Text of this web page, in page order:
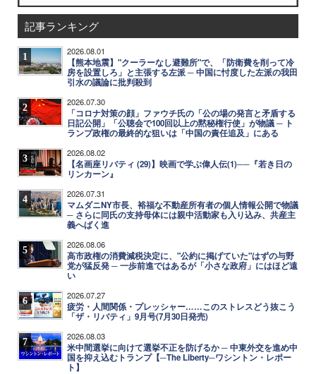
記事ランキング
1 2026.08.01
【熊本地震】"クーラーなし避難所"で、「防衛費を削って冷
房を設置しろ」と主張する左派 ─ 中国に忖度した左派の我田
引水の議論に批判殺到
2 2026.07.30
「コロナ対策の顔」ファウチ氏の「公の場の発言と矛盾する
日記公開」「公聴会で100回以上の黙秘権行使」が物議 ─ ト
ランプ政権の最終的な狙いは「中国の責任追及」にある
3 2026.08.02
【名画座リバティ (29)】映画で学ぶ偉人伝(1)──『若き日の
リンカーン』
4 2026.07.31
マムダニNY市長、裕福な不動産所有者の個人情報公開で物議
─ さらに同氏の支持母体には親中活動家も入り込み、共産主
義へばく進
5 2026.08.06
高市政権の消費減税決定に、"公約に掲げていた"はずの与野
党が猛反発 ─ 一歩前進ではあるが「小さな政府」にはほど遠
い
6 2026.07.27
疲労・人間関係・プレッシャー……このストレスどう抜こう
「ザ・リバティ」9月号(7月30日発売)
7 2026.08.03
米中間選挙に向けて選挙不正を防げるか ─ 中東外交を進め中
国を抑え込むトランプ【─The Liberty─ワシントン・レポー
ト】